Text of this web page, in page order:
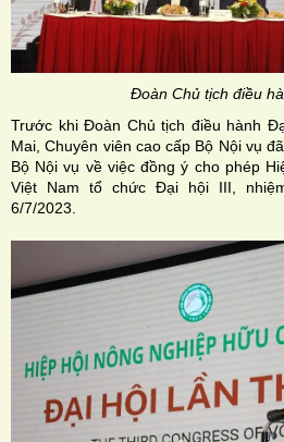
Đoàn Chủ tịch điều
Trước khi Đoàn Chủ tịch điều hành
Mai, Chuyên viên cao cấp Bộ Nội vụ
Bộ Nội vụ về việc đồng ý cho phép
Việt Nam tổ chức Đại hội III,
6/7/2023.